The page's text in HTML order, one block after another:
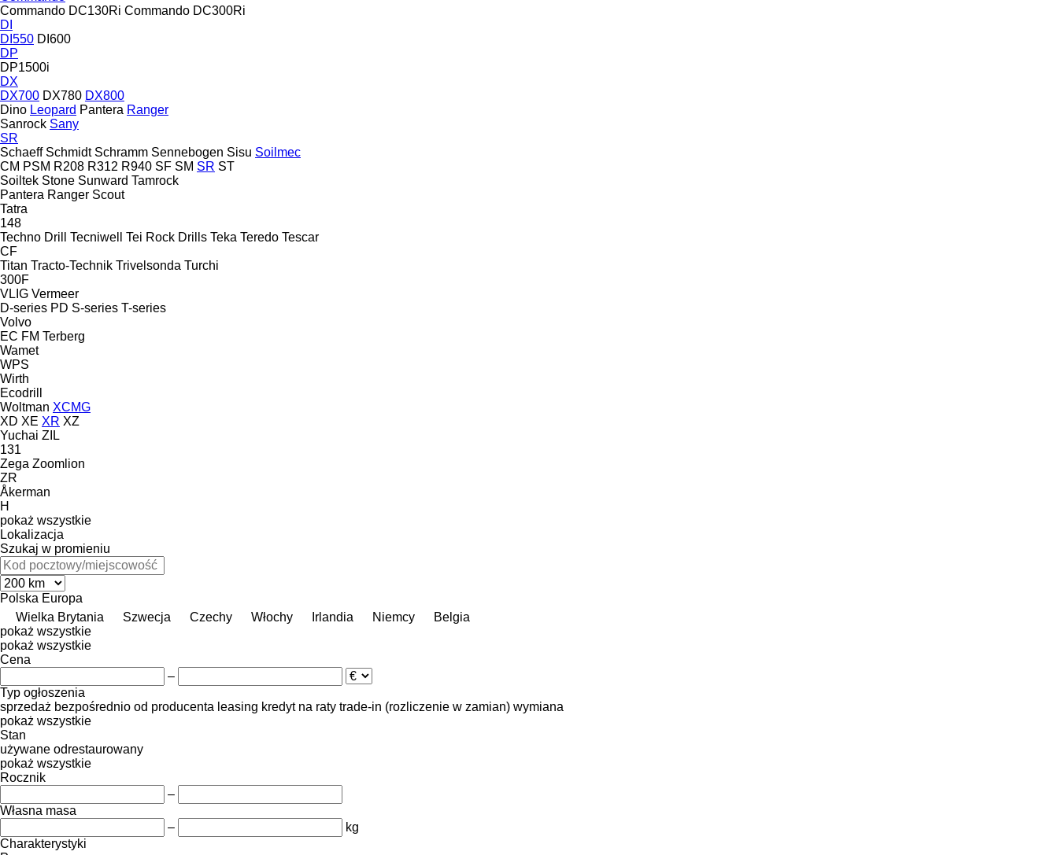
Commando DC130Ri Commando DC300Ri
DI
DI550 DI600
DP
DP1500i
DX
DX700 DX780 DX800
Dino Leopard Pantera Ranger
Sanrock Sany
SR
Schaeff Schmidt Schramm Sennebogen Sisu Soilmec
CM PSM R208 R312 R940 SF SM SR ST
Soiltek Stone Sunward Tamrock
Pantera Ranger Scout
Tatra
148
Techno Drill
Tecniwell Tei Rock Drills Teka Teredo Tescar
CF
Titan Tracto-Technik Trivelsonda Turchi
300F
VLIG Vermeer
D-series PD S-series T-series
Volvo
EC FM Terberg
Wamet
WPS
Wirth
Ecodrill
Woltman XCMG
XD XE XR XZ
Yuchai ZIL
131
Zega Zoomlion
ZR
Åkerman
H
pokaż wszystkie
Lokalizacja
Szukaj w promieniu
Polska Europa
Wielka Brytania
Szwecja Czechy Włochy Irlandia Niemcy
Belgia
pokaż wszystkie
pokaż wszystkie
Cena
–
Typ ogłoszenia
sprzedaż bezpośrednio od producenta leasing kredyt na raty trade-in (rozliczenie w zamian) wymiana
pokaż wszystkie
Stan
używane odrestaurowany
pokaż wszystkie
Rocznik
–
Własna masa
–
kg
Charakterystyki